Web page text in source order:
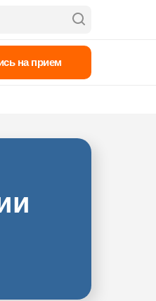
на прием